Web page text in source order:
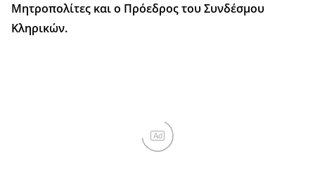
Μητροπολίτες και ο Πρόεδρος του Συνδέσμου
Κληρικών.
Ad